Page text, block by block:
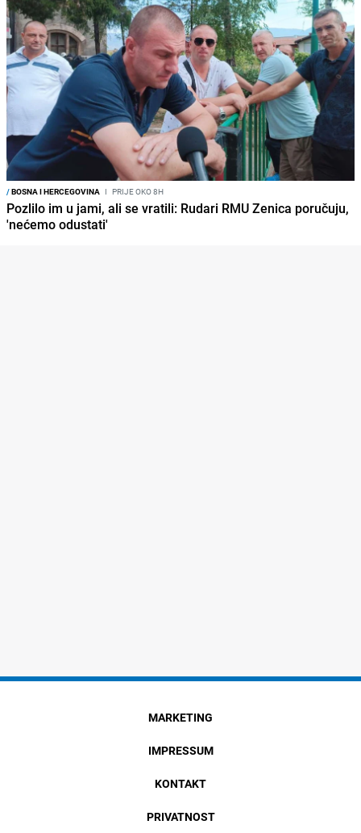
/BOSNA I HERCEGOVINA I PRIJE OKO 8H
Pozlilo im u jami, ali se vratili: Rudari RMU Zenica poručuju,
'nećemo odustati'
MARKETING
IMPRESSUM
KONTAKT
PRIVATNOST